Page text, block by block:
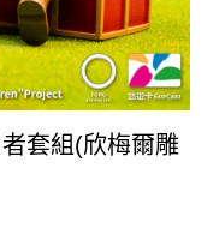
套組(欣梅爾雕